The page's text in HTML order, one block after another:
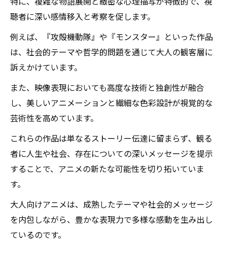
聴者に深い感情移入と考察を促します。
例えば、『攻殻機動隊』や『モンスター』といった作品
は、社会的テーマや哲学的問題を通じて大人の観客層に
訴えかけています。
また、映像表現においても高度な技術と独創性が融合
し、美しいアニメーションと繊細な色彩設計が視覚的な
芸術性を高めています。
これらの作品は単なるストーリー伝達に留まらず、観る
者に人生や社会、存在についての深いメッセージを提示
することで、アニメの新たな可能性を切り拓いていま
す。
大人向けアニメは、成熟したテーマや社会的メッセージ
を内包しながら、豊かな表現力で多様な感動を生み出し
ているのです。